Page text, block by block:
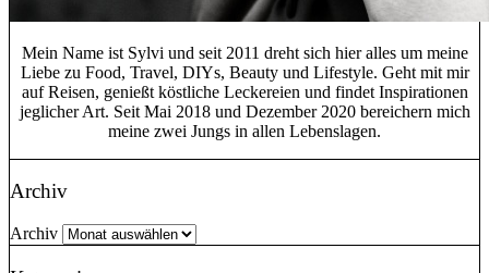
Mein Name ist Sylvi und seit 2011 dreht sich hier alles um meine
Liebe zu Food, Travel, DIYs, Beauty und Lifestyle. Geht mit mir
auf Reisen, genießt köstliche Leckereien und findet Inspirationen
jeglicher Art. Seit Mai 2018 und Dezember 2020 bereichern mich
meine zwei Jungs in allen Lebenslagen.
Archiv
Archiv